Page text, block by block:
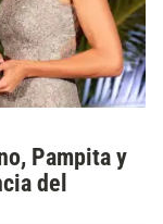
Pampita y
del